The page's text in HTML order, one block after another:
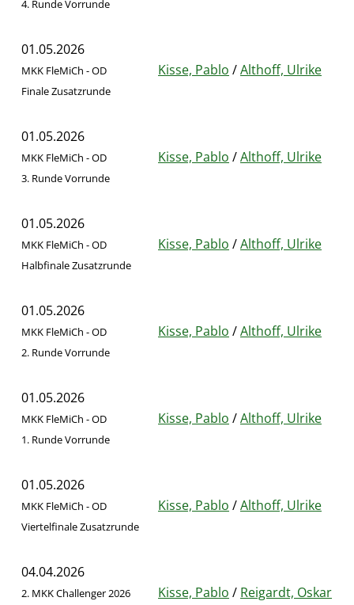
4. Runde Vorrunde
01.05.2026
MKK FleMiCh - OD
Finale Zusatzrunde
Kisse, Pablo /Althoff, Ulrike
01.05.2026
MKK FleMiCh - OD
3. Runde Vorrunde
Kisse, Pablo /Althoff, Ulrike
01.05.2026
MKK FleMiCh - OD
Halbfinale Zusatzrunde
Kisse, Pablo /Althoff, Ulrike
01.05.2026
MKK FleMiCh - OD
2. Runde Vorrunde
Kisse, Pablo /Althoff, Ulrike
01.05.2026
MKK FleMiCh - OD
1. Runde Vorrunde
Kisse, Pablo /Althoff, Ulrike
01.05.2026
MKK FleMiCh - OD
Viertelfinale Zusatzrunde
Kisse, Pablo /Althoff, Ulrike
04.04.2026
2. MKK Challenger 2026
Kisse, Pablo / Reigardt, Oskar